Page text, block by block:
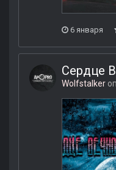
6 января
Сердце
Wolfstalker